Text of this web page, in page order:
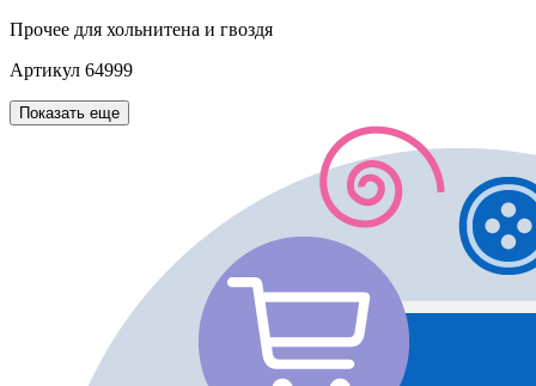
Прочее для хольнитена и гвоздя
Артикул 64999
Показать еще